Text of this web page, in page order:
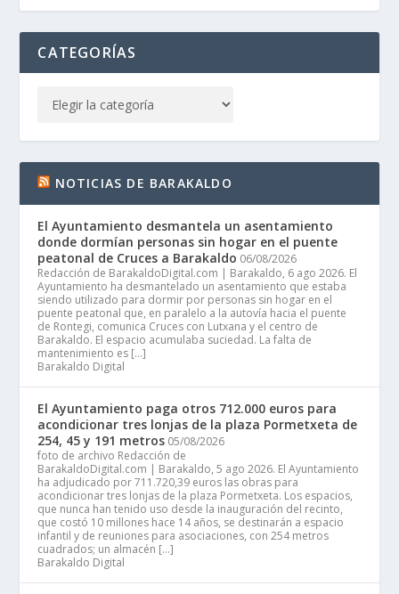
CATEGORÍAS
NOTICIAS DE BARAKALDO
El Ayuntamiento desmantela un asentamiento
donde dormían personas sin hogar en el puente
peatonal de Cruces a Barakaldo 06/08/2026
Redacción de BarakaldoDigital.com | Barakaldo, 6 ago 2026. El
Ayuntamiento ha desmantelado un asentamiento que estaba
siendo utilizado para dormir por personas sin hogar en el
puente peatonal que, en paralelo a la autovía hacia el puente
de Rontegi, comunica Cruces con Lutxana y el centro de
Barakaldo. El espacio acumulaba suciedad. La falta de
mantenimiento es […]
Barakaldo Digital
El Ayuntamiento paga otros 712.000 euros para
acondicionar tres lonjas de la plaza Pormetxeta de
254, 45 y 191 metros 05/08/2026
foto de archivo Redacción de
BarakaldoDigital.com | Barakaldo, 5 ago 2026. El Ayuntamiento
ha adjudicado por 711.720,39 euros las obras para
acondicionar tres lonjas de la plaza Pormetxeta. Los espacios,
que nunca han tenido uso desde la inauguración del recinto,
que costó 10 millones hace 14 años, se destinarán a espacio
infantil y de reuniones para asociaciones, con 254 metros
cuadrados; un almacén […]
Barakaldo Digital